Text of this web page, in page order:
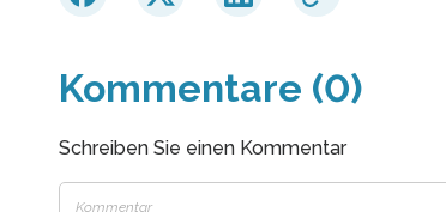
Kommentare (0)
Schreiben Sie einen Kommentar